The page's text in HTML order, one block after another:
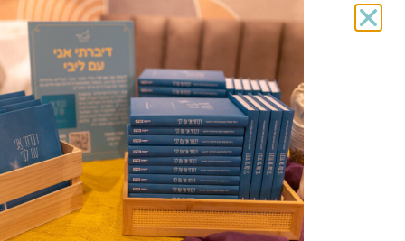
לתעות אל הבאר עם הנסיך הקטן | חברות מחיה
בזמני עייפות הלב
הרב פרופ' אלי הולצר
תגיות:כנס חברוּת
להמשך קריאה >